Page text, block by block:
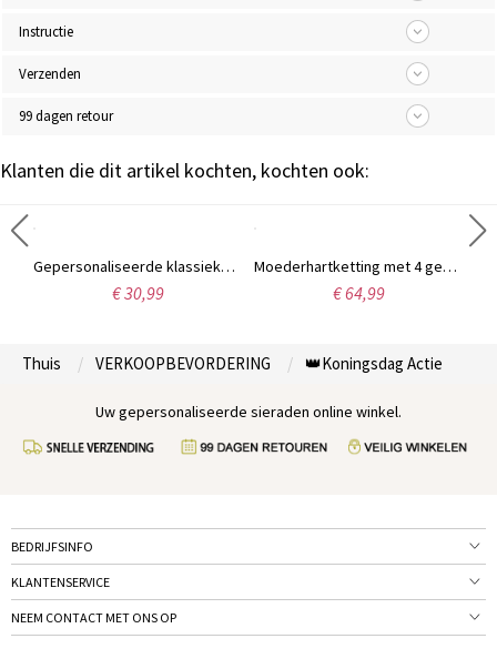
Instructie
Verzenden
99 dagen retour
Klanten die dit artikel kochten, kochten ook:
Gepersonaliseerde klassieke naam ketting in 18k goud verguld
€ 30,99
Moederhartketting met 4 gepersonaliseerde geboortestenen en naam
€ 64,99
Thuis VERKOOPBEVORDERING 👑Koningsdag Actie
Uw gepersonaliseerde sieraden online winkel.
BEDRIJFSINFO
KLANTENSERVICE
NEEM CONTACT MET ONS OP